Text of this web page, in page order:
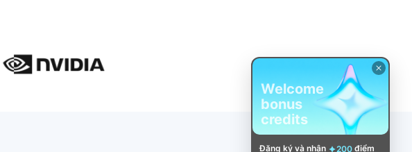
Welcome
bonus
credits
Đăng ký và nhận 200 điểm